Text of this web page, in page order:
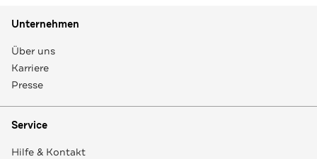
Unternehmen
Über uns
Karriere
Presse
Service
Hilfe & Kontakt